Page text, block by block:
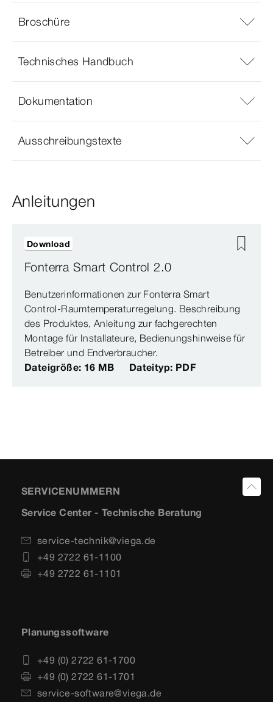
Broschüre
Technisches Handbuch
Dokumentation
Ausschreibungstexte
Anleitungen
Fonterra Smart Control 2.0
Benutzerinformationen zur Fonterra Smart
Control-Raumtemperaturregelung. Beschreibung
des Produktes, Anleitung zur fachgerechten
Montage für Installateure, Bedienungshinweise für
Betreiber und Endverbraucher.
Dateigröße: 16 MB
Dateityp: PDF
Download
SERVICENUMMERN
Service Center - Technische Beratung
service-technik@viega.de
+49 2722 61-1100
+49 2722 61-1101
Planungssoftware
+49 (0) 2722 61-1700
+49 (0) 2722 61-1701
service-software@viega.de